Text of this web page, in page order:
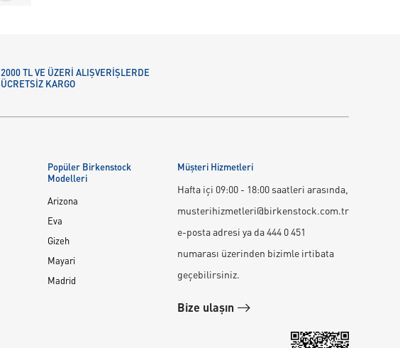
2000 TL VE ÜZERİ ALIŞVERİŞLERDE
ÜCRETSIZ KARGO
Popüler Birkenstock
Modelleri
Arizona
Eva
Gizeh
Mayari
Madrid
Müşteri Hizmetleri
Hafta içi 09:00 - 18:00 saatleri arasında,
musterihizmetleri@birkenstock.com.tr
e-posta adresi ya da 444 0 451
numarası üzerinden bizimle irtibata
geçebilirsiniz.
Bize ulaşın